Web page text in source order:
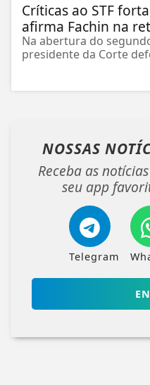
Críticas ao STF
afirma Fachin na
Na abertura do
presidente da Corte
NOSSAS
Receba as
seu app
Telegram